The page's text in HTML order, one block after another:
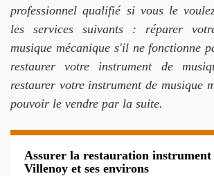
professionnel qualifié si vous le
les services suivants : réparer
musique mécanique s'il ne fonctionne
restaurer votre instrument de
restaurer votre instrument de musique
pouvoir le vendre par la suite.
Assurer la restauration instrument
Villenoy et ses environs